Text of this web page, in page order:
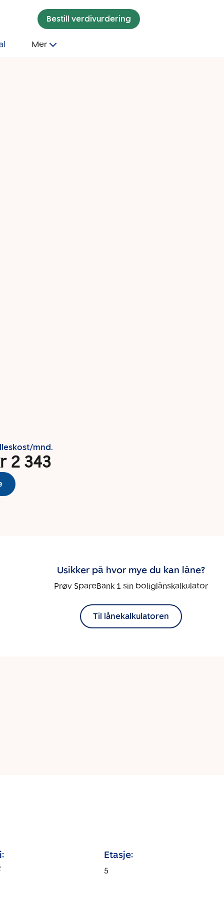
Bestill verdivurdering
Mer
mnd.
2 343
Usikker på hvor mye du kan låne?
Prøv SpareBank 1 sin boliglånskalkulator
Til lånekalkulatoren
Etasje:
5